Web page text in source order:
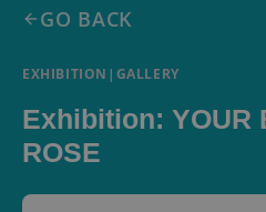
GO BACK
EXHIBITION | GALLERY
Exhibition: YOUR
ROSE